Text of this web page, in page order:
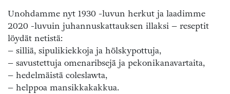
Unohdamme nyt 1930 -luvun herkut ja laadimme
2020 -luvuin juhannuskattauksen illaksi – reseptit
löydät netistä:
– silliä, sipulikiekkoja ja hölskypottuja,
– savustettuja omenaribsejä ja pekonikanavartaita,
– hedelmäistä coleslawta,
– helppoa mansikkakakkua.